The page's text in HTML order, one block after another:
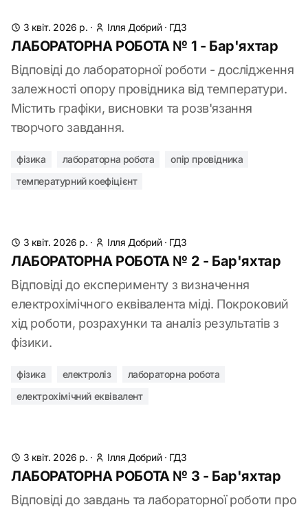
3 квіт. 2026 р. · Ілля Добрий· ГДЗ
ЛАБОРАТОРНА РОБОТА № 1 - Бар'яхтар
Відповіді до лабораторної роботи - дослідження
залежності опору провідника від температури.
Містить графіки, висновки та розв'язання
творчого завдання.
фізика лабораторна робота
опір провідника
температурний коефіцієнт
3 квіт. 2026 р. · Ілля Добрий· ГДЗ
ЛАБОРАТОРНА РОБОТА № 2 - Бар'яхтар
Відповіді до експерименту з визначення
електрохімічного еквівалента міді. Покроковий
хід роботи, розрахунки та аналіз результатів з
фізики.
фізика електроліз
лабораторна робота
електрохімічний еквівалент
3 квіт. 2026 р. · Ілля Добрий· ГДЗ
ЛАБОРАТОРНА РОБОТА № 3 - Бар'яхтар
Відповіді до завдань та лабораторної роботи про